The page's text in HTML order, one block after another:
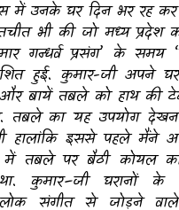
में उनके घर दिन भर रह
भी की जो मध्य प्रदेश
गन्धर्व प्रसंग’के समय ‘
हुई. कुमार-जी अपने
बायें तबले को हाथ की
तबले का यह उपयोग
हालांकि इससे पहले मैंने
में तबले पर बैठी कोयल
कुमार–जी घरानों के
लोक संगीत से जोड़ने वाले